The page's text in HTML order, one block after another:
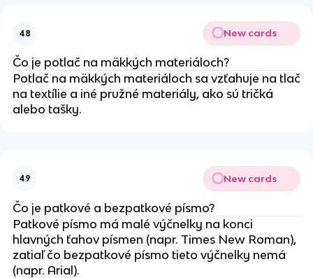
48 New cards
Čo je potlač na mäkkých materiáloch?
Potlač na mäkkých materiáloch sa vzťahuje na tlač
na textílie a iné pružné materiály, ako sú tričká
alebo tašky.
49 New cards
Čo je patkové a bezpatkové písmo?
Patkové písmo má malé výčnelky na konci
hlavných ťahov písmen (napr. Times New Roman),
zatiaľ čo bezpatkové písmo tieto výčnelky nemá
(napr. Arial).